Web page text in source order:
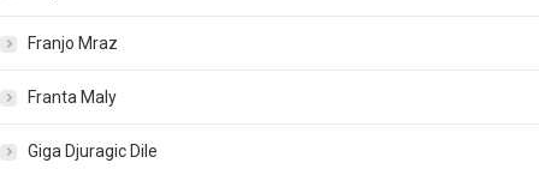
Franjo Mraz
Franta Maly
Giga Djuragic Dile